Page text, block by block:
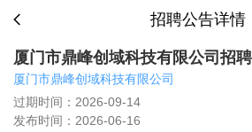
招聘公告详情
厦门市鼎峰创域科技有限公司招
厦门市鼎峰创域科技有限公司
过期时间：2026-09-14
发布时间：2026-06-16